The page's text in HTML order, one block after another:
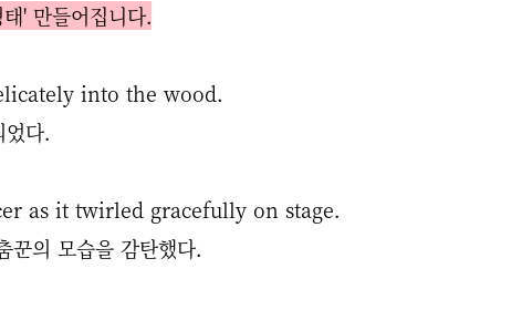
' 만들어집니다.
into the wood.
다.
as it twirled gracefully on stage.
꾼의 모습을 감탄했다.